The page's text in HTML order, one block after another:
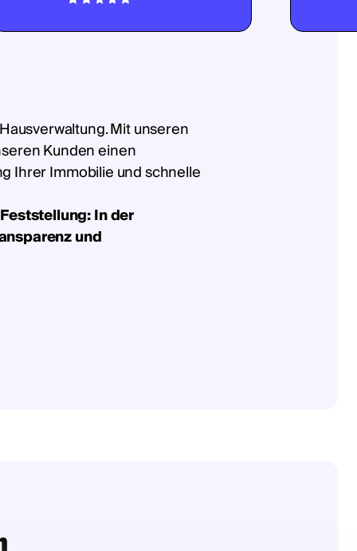
Mit unseren
Kunden einen
Ihrer Immobilie und schnelle
In der
und